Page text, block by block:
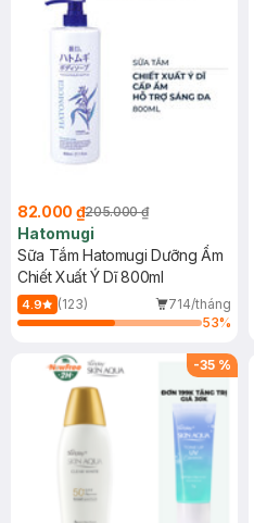
82.000 ₫205.000 ₫
Hatomugi
Sữa Tắm Hatomugi Dưỡng Ẩm
Chiết Xuất Ý Dĩ 800ml
4.9 (123)
714/tháng
53%
-35 %